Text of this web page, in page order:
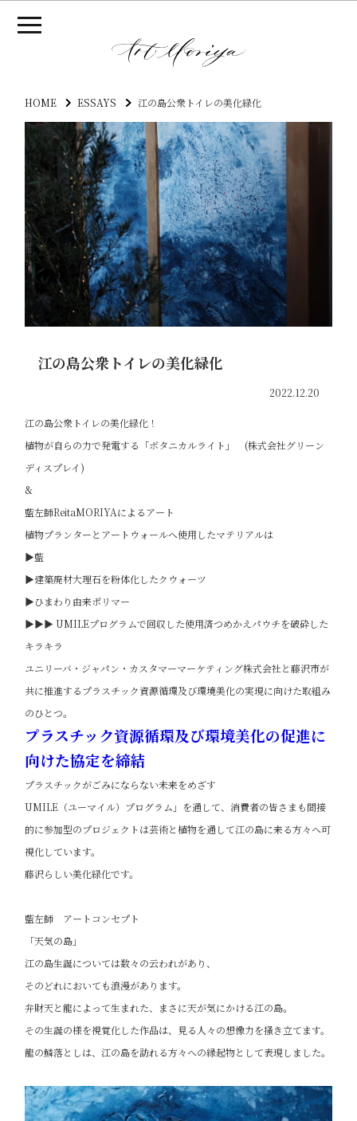
HOME ESSAYS 江の島公衆トイレの美化緑化
江の島公衆トイレの美化緑化
2022.12.20
江の島公衆トイレの美化緑化！
植物が自らの力で発電する「ボタニカルライト」 (株式会社グリーン
ディスプレイ)
&
藍左師ReitaMORIYAによるアート
植物プランターとアートウォールへ使用したマテリアルは
▶︎藍
▶︎建築廃材大理石を粉体化したクウォーツ
▶︎ひまわり由来ポリマー
▶︎▶︎▶︎ UMILEプログラムで回収した使用済つめかえパウチを破砕した
キラキラ
ユニリーバ・ジャパン・カスタマーマーケティング株式会社と藤沢市が
共に推進するプラスチック資源循環及び環境美化の実現に向けた取組み
のひとつ。
プラスチック資源循環及び環境美化の促進に
向けた協定を締結
プラスチックがごみにならない未来をめざす
UMILE（ユーマイル）プログラム」を通して、消費者の皆さまも間接
的に参加型のプロジェクトは芸術と植物を通して江の島に来る方々へ可
視化しています。
藤沢らしい美化緑化です。
藍左師 アートコンセプト
「天気の島」
江の島生誕については数々の云われがあり、
そのどれにおいても浪漫があります。
弁財天と龍によって生まれた、まさに天が気にかける江の島。
その生誕の様を視覚化した作品は、見る人々の想像力を掻き立てます。
龍の鱗落としは、江の島を訪れる方々への縁起物として表現しました。